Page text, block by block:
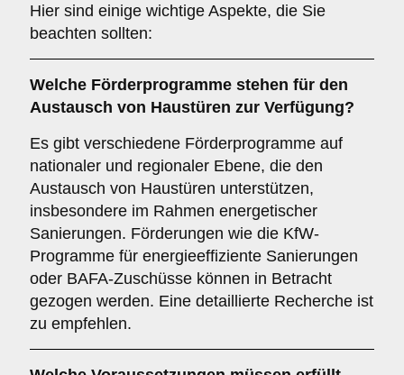
Hier sind einige wichtige Aspekte, die Sie
beachten sollten:
Welche Förderprogramme stehen für den
Austausch von Haustüren zur Verfügung?
Es gibt verschiedene Förderprogramme auf
nationaler und regionaler Ebene, die den
Austausch von Haustüren unterstützen,
insbesondere im Rahmen energetischer
Sanierungen. Förderungen wie die KfW-
Programme für energieeffiziente Sanierungen
oder BAFA-Zuschüsse können in Betracht
gezogen werden. Eine detaillierte Recherche ist
zu empfehlen.